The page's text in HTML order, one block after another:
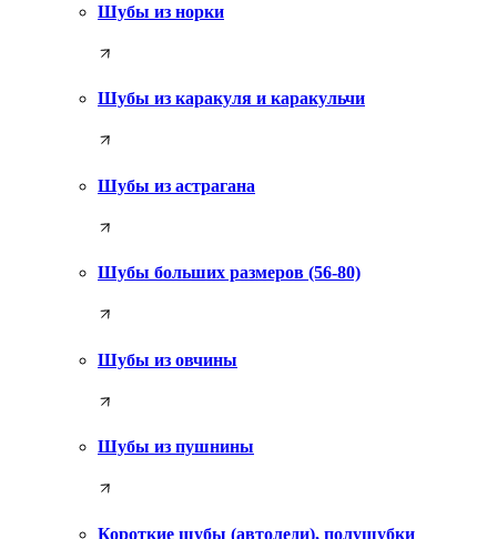
Шубы из норки
Шубы из каракуля и каракульчи
Шубы из астрагана
Шубы больших размеров (56-80)
Шубы из овчины
Шубы из пушнины
Короткие шубы (автоледи), полушубки